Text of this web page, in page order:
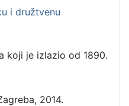
i družtvenu
koji je izlazio od 1890.
2014.